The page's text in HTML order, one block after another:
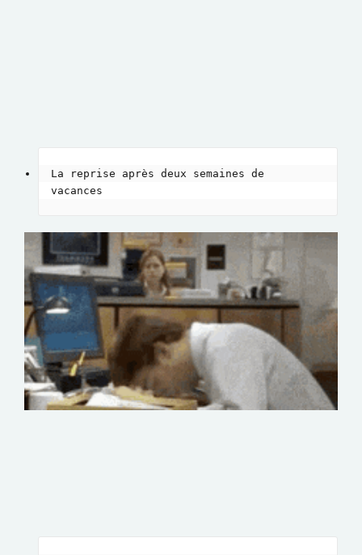
La reprise après deux semaines de
vacances